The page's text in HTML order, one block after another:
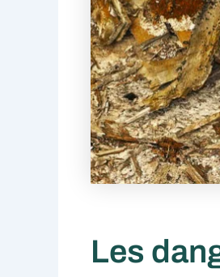
Les